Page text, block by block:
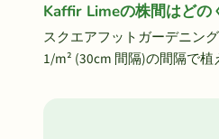
Kaffir Limeの株間はどの
スクエアフットガーデニン
1/m² (30cm 間隔)の間隔で植